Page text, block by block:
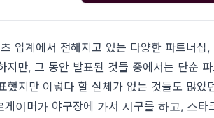
업계에서 전해지고 있는 다양한 파트너십
지만, 그 동안 발표된 것들 중에서는 단순
했지만 이렇다 할 실체가 없는 것들도 많았
게이머가 야구장에 가서 시구를 하고, 스